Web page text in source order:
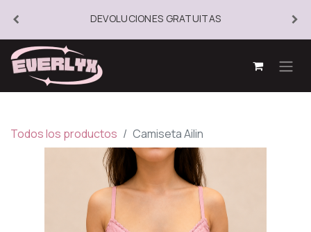
DEVOLUCIONES GRATUITAS
Todos los productos Camiseta Ailin